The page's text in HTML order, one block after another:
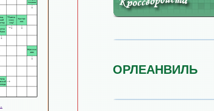
ОРЛЕАНВИЛЬ